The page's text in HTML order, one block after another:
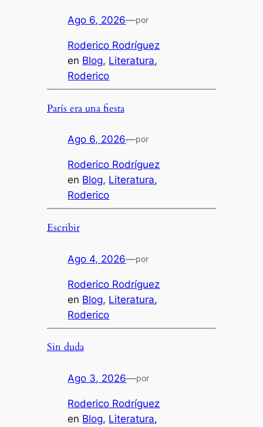
Ago 6, 2026—por
Roderico Rodríguez
en Blog, Literatura
Roderico
París era una fiesta
Ago 6, 2026—por
Roderico Rodríguez
en Blog, Literatura
Roderico
Escribir
Ago 4, 2026—por
Roderico Rodríguez
en Blog, Literatura
Roderico
Sin duda
Ago 3, 2026—por
Roderico Rodríguez
en Blog, Literatura